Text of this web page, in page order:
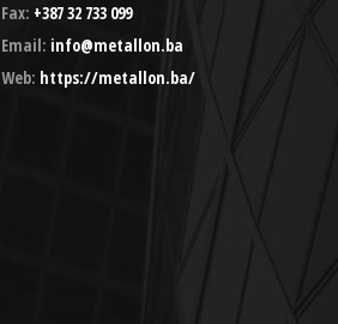
Fax: +387 32 733 099
Email: info@metallon.ba
Web: https://metallon.ba/